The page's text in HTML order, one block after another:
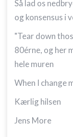
Så lad os
og konsensus i
"Tear down
80érne, og her
hele muren
When I change
Kærlig hilsen
Jens More